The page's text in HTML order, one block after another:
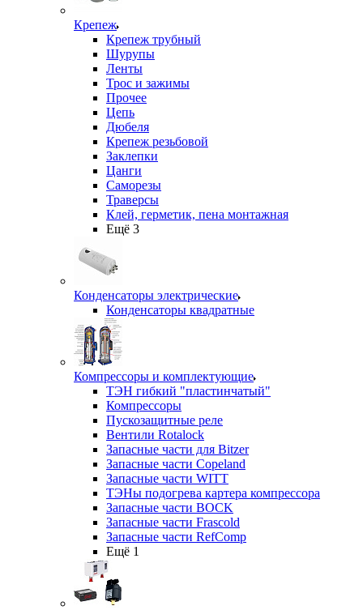
Крепеж
Крепеж трубный
Шурупы
Ленты
Трос и зажимы
Прочее
Цепь
Дюбеля
Крепеж резьбовой
Заклепки
Цанги
Саморезы
Траверсы
Клей, герметик, пена монтажная
Ещё 3
Конденсаторы электрические
Конденсаторы квадратные
Компрессоры и комплектующие
ТЭН гибкий "пластинчатый"
Компрессоры
Пускозащитные реле
Вентили Rotalock
Запасные части для Bitzer
Запасные части Copeland
Запасные части WITT
ТЭНы подогрева картера компрессора
Запасные части BOCK
Запасные части Frascold
Запасные части RefComp
Ещё 1